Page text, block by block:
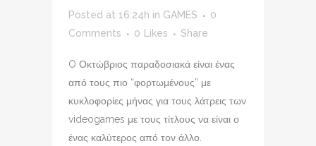
Posted at 16:24h in GAMES
0
Comments
0 Likes Share
O Οκτώβριος παραδοσιακά είναι ένας
από τους πιο “φορτωμένους” με
κυκλοφορίες μήνας για τους λάτρεις των
videogames με τους τίτλους να είναι ο
ένας καλύτερος από τον άλλο.